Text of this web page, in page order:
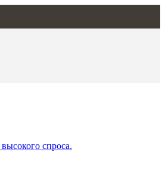
спроса.